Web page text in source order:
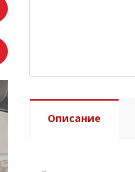
Описание